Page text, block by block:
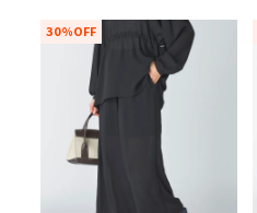
30%OFF